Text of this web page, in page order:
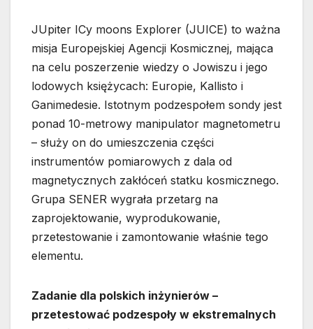
JUpiter ICy moons Explorer (JUICE) to ważna
misja Europejskiej Agencji Kosmicznej, mająca
na celu poszerzenie wiedzy o Jowiszu i jego
lodowych księżycach: Europie, Kallisto i
Ganimedesie. Istotnym podzespołem sondy jest
ponad 10-metrowy manipulator magnetometru
– służy on do umieszczenia części
instrumentów pomiarowych z dala od
magnetycznych zakłóceń statku kosmicznego.
Grupa SENER wygrała przetarg na
zaprojektowanie, wyprodukowanie,
przetestowanie i zamontowanie właśnie tego
elementu.
Zadanie dla polskich inżynierów –
przetestować podzespoły w ekstremalnych